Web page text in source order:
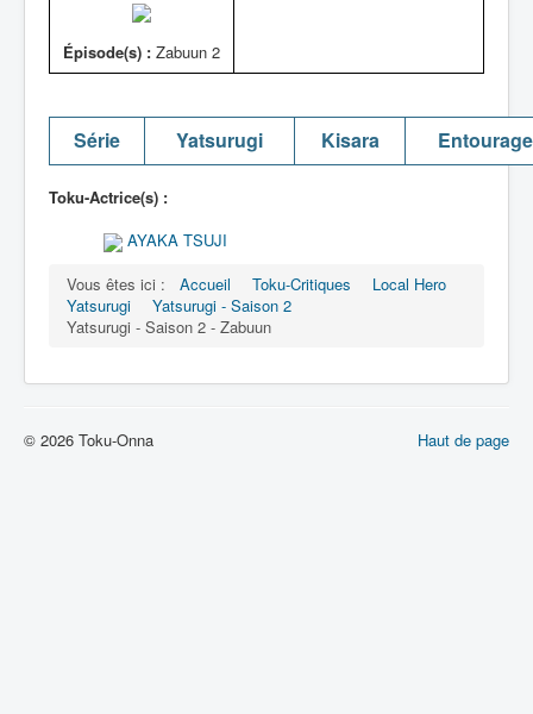
Épisode(s) : Zabuun 2
Série Yatsurugi Kisara Entourage
Toku-Actrice(s) :
AYAKA TSUJI
Vous êtes ici :
Accueil Toku-Critiques
Local Hero
Yatsurugi
Yatsurugi - Saison 2
Yatsurugi - Saison 2 - Zabuun
Haut de page
© 2026 Toku-Onna